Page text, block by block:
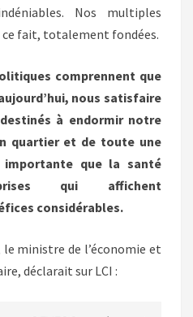
Nos multiples
fait, totalement fondées.
comprennent que
nous satisfaire
à endormir notre
quartier et de toute une
que la santé
qui affichent
considérables.
ministre de l’économie et
déclarait sur LCI :